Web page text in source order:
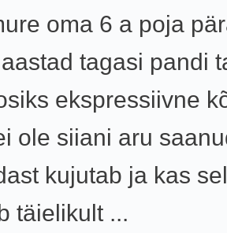
oma 6 a poja
tagasi pandi
ekspressiivne
ole siiani aru
kujutab ja kas
täielikult ...